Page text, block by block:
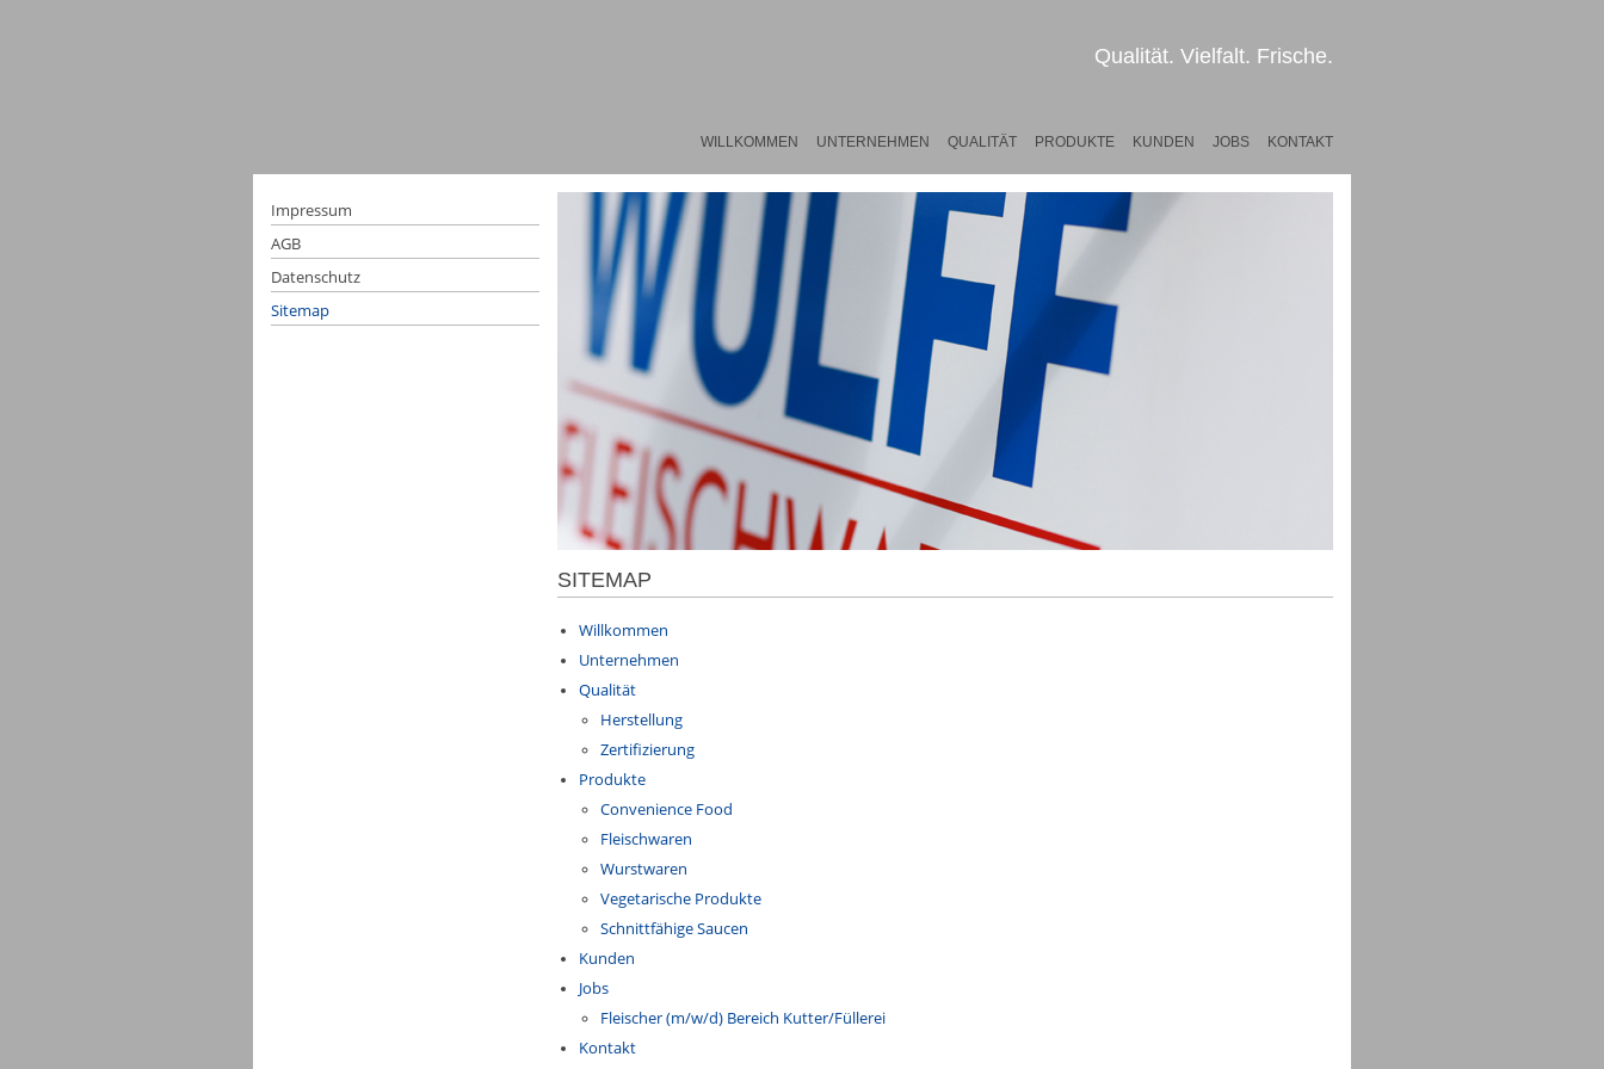
Qualität. Vielfalt. Frische.
WILLKOMMEN UNTERNEHMEN QUALITÄT PRODUKTE KUNDEN JOBS KONTAKT
Impressum
AGB
Datenschutz
Sitemap
SITEMAP
Willkommen
Unternehmen
Qualität
Herstellung
Zertifizierung
Produkte
Convenience Food
Fleischwaren
Wurstwaren
Vegetarische Produkte
Schnittfähige Saucen
Kunden
Jobs
Fleischer (m/w/d) Bereich Kutter/Füllerei
Kontakt